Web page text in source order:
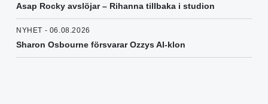
Asap Rocky avslöjar – Rihanna tillbaka i studion
NYHET - 06.08.2026
Sharon Osbourne försvarar Ozzys AI-klon